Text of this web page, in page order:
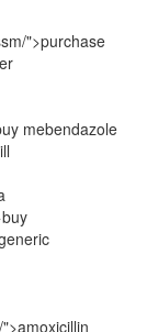
">purchase
mebendazole